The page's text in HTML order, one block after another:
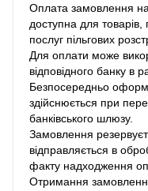
Оплата замовлення
доступна для
послуг пільгових
Для оплати може
відповідного банку в
Безпосередньо
здійснюється при
банківського шлюзу.
Замовлення
відправляється в
факту надходження
Отримання